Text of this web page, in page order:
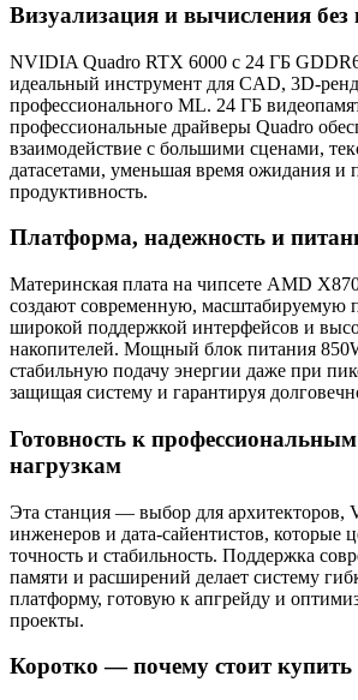
Визуализация и вычисления
NVIDIA Quadro RTX 6000 с 24 ГБ
идеальный инструмент для CAD,
профессионального ML. 24 ГБ
профессиональные драйверы Quadro
взаимодействие с большими сценами,
датасетами, уменьшая время ожидания и
продуктивность.
Платформа, надежность и
Материнская плата на чипсете AMD
создают современную, масштабируемую
широкой поддержкой интерфейсов и
накопителей. Мощный блок питания
стабильную подачу энергии даже при
защищая систему и гарантируя
Готовность к
нагрузкам
Эта станция — выбор для архитекторов,
инженеров и дата‑сайентистов, которые
точность и стабильность. Поддержка
памяти и расширений делает систему
платформу, готовую к апгрейду и
проекты.
Коротко — почему стоит купить